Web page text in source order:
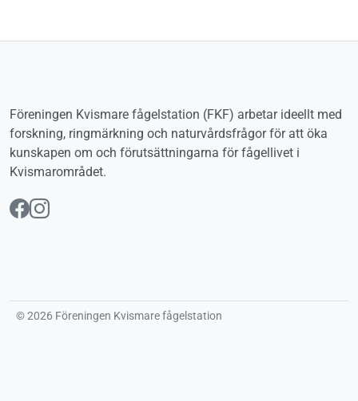
Föreningen Kvismare fågelstation (FKF) arbetar ideellt med
forskning, ringmärkning och naturvårdsfrågor för att öka
kunskapen om och förutsättningarna för fågellivet i
Kvismarområdet.
Följ oss på Facebook
Följ oss på Instagram
© 2026 Föreningen Kvismare fågelstation